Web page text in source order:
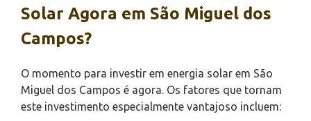
Solar Agora em São Miguel dos
Campos?
O momento para investir em energia solar em São
Miguel dos Campos é agora. Os fatores que tornam
este investimento especialmente vantajoso incluem: